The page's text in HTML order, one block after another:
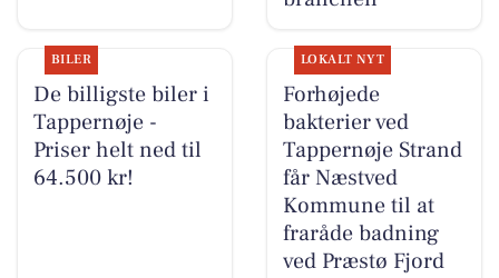
BILER
De billigste biler i
Tappernøje -
Priser helt ned til
64.500 kr!
LOKALT NYT
Forhøjede
bakterier ved
Tappernøje Strand
får Næstved
Kommune til at
fraråde badning
ved Præstø Fjord